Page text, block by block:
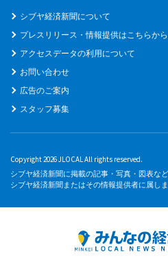
シブヤ経済新聞について
プレスリリース・情報提供はこちらから
アクセスデータの利用について
お問い合わせ
広告のご案内
スタッフ募集
Copyright 2026 JLOCAL All rights reserved.
シブヤ経済新聞に掲載の記事・写真・図表な
シブヤ経済新聞またはその情報提供者に属しま